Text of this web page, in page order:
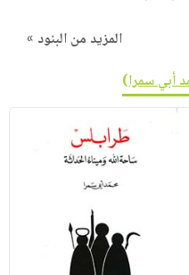
المزيد من البنود »
أبي سمرا)